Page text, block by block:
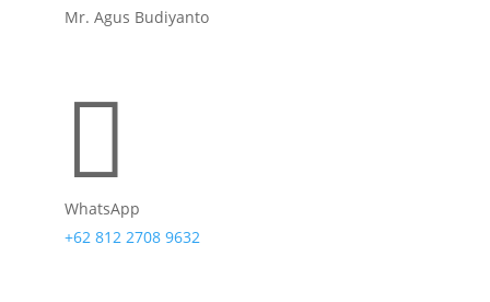
Mr. Agus Budiyanto

WhatsApp
+62 812 2708 9632